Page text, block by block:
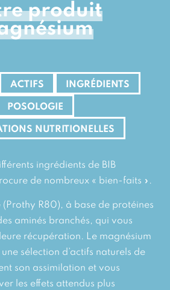
produit
ACTIFS INGRÉDIENTS
POSOLOGIE
NUTRITIONELLES
ingrédients de BIB
de nombreux « bien-faits ».
R80), à base de protéines
aminés branchés, qui vous
récupération. Le magnésium
sélection d’actifs naturels de
son assimilation et vous
les effets attendus plus